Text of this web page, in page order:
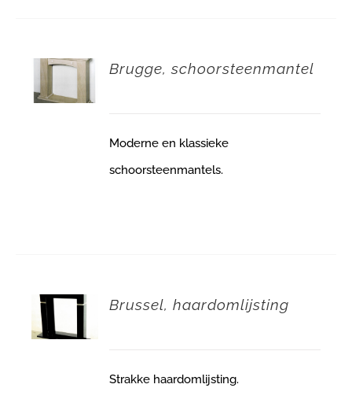
Brugge, schoorsteenmantel
Moderne en klassieke
schoorsteenmantels.
Brussel, haardomlijsting
Strakke haardomlijsting.